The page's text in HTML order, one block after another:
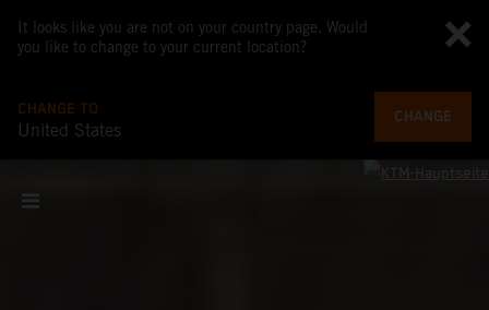
It looks like you are not on your country page. Would
you like to change to your current location?
CHANGE TO
United States
CHANGE